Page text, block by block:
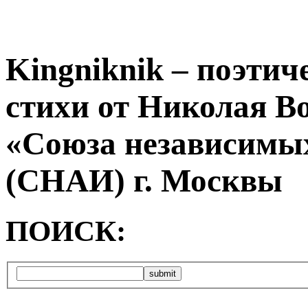
Kingniknik –
стихи от Николая
«Союза
(СНАИ) г. Москвы
ПОИСК: